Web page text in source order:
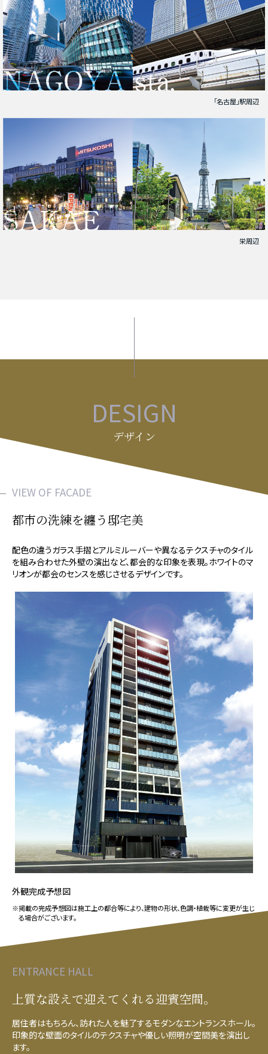
「名古屋」駅周辺
栄周辺
DESIGN
デザイン
VIEW OF FACADE
都市の洗練を纏う邸宅美
配色の違うガラス手摺とアルミルーバーや異なるテクスチャのタイル
を組み合わせた外壁の演出など、都会的な印象を表現。ホワイトのマ
リオンが都会のセンスを感じさせるデザインです。
外観完成予想図
※掲載の完成予想図は施工上の都合等により、建物の形状、色調・植栽等に変更が生じ
る場合がございます。
ENTRANCE HALL
上質な設えで迎えてくれる迎賓空間。
居住者はもちろん、訪れた人を魅了するモダンなエントランスホール。
印象的な壁面のタイルのテクスチャや優しい照明が空間美を演出し
ます。